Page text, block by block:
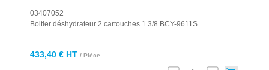
03407052
Boitier déshydrateur 2 cartouches 1 3/8 BCY-9611S
433,40 € HT / Pièce